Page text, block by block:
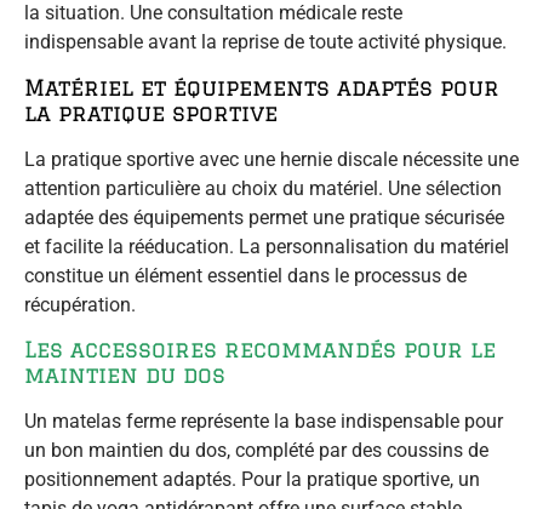
la situation. Une consultation médicale reste
indispensable avant la reprise de toute activité physique.
Matériel et équipements adaptés pour
la pratique sportive
La pratique sportive avec une hernie discale nécessite une
attention particulière au choix du matériel. Une sélection
adaptée des équipements permet une pratique sécurisée
et facilite la rééducation. La personnalisation du matériel
constitue un élément essentiel dans le processus de
récupération.
Les accessoires recommandés pour le
maintien du dos
Un matelas ferme représente la base indispensable pour
un bon maintien du dos, complété par des coussins de
positionnement adaptés. Pour la pratique sportive, un